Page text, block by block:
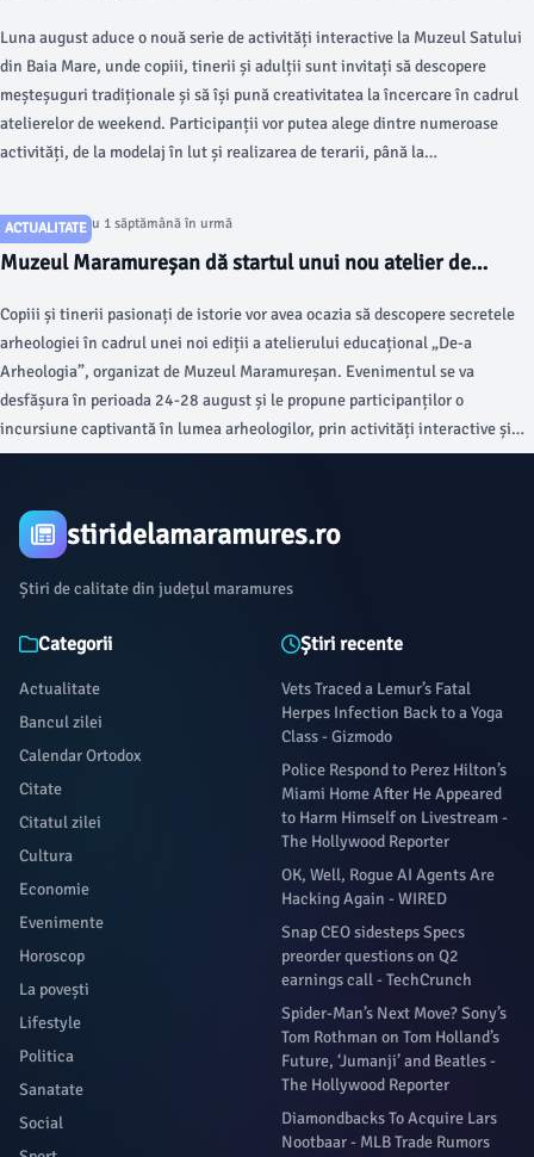
Luna august aduce o nouă serie de activități interactive la Muzeul Satului
din Baia Mare, unde copiii, tinerii și adulții sunt invitați să descopere
meșteșuguri tradiționale și să își pună creativitatea la încercare în cadrul
atelierelor de weekend. Participanții vor putea alege dintre numeroase
activități, de la modelaj în lut și realizarea de terarii, până la
ACTUALITATE
Articol postat cu 1 săptămână în urmă
Muzeul Maramureșan dă startul unui nou atelier de
Copiii și tinerii pasionați de istorie vor avea ocazia să descopere secretele
arheologiei în cadrul unei noi ediții a atelierului educațional „De-a
Arheologia”, organizat de Muzeul Maramureșan. Evenimentul se va
desfășura în perioada 24-28 august și le propune participanților o
incursiune captivantă în lumea arheologilor, prin activități interactive și
experiențe practice menite să îi apropie de patrimoniul istoric.
stiridelamaramures.ro
Știri de calitate din județul maramures
Categorii
Actualitate
Bancul zilei
Calendar Ortodox
Citate
Citatul zilei
Cultura
Economie
Evenimente
Horoscop
La povești
Lifestyle
Politica
Sanatate
Social
Știri recente
Vets Traced a Lemur’s Fatal
Herpes Infection Back to a Yoga
Class - Gizmodo
Police Respond to Perez Hilton’s
Miami Home After He Appeared
to Harm Himself on Livestream -
The Hollywood Reporter
OK, Well, Rogue AI Agents Are
Hacking Again - WIRED
Snap CEO sidesteps Specs
preorder questions on Q2
earnings call - TechCrunch
Spider-Man’s Next Move? Sony’s
Tom Rothman on Tom Holland’s
Future, ‘Jumanji’ and Beatles -
The Hollywood Reporter
Diamondbacks To Acquire Lars
Nootbaar - MLB Trade Rumors